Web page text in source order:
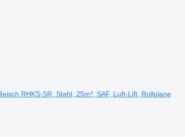
RHKS-SR, Stahl, 25m³, SAF, Luft-Lift, Rollplane